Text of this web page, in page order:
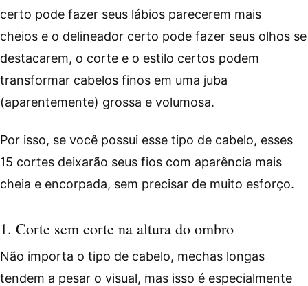
certo pode fazer seus lábios parecerem mais
cheios e o delineador certo pode fazer seus olhos se
destacarem, o corte e o estilo certos podem
transformar cabelos finos em uma juba
(aparentemente) grossa e volumosa.
Por isso, se você possui esse tipo de cabelo, esses
15 cortes deixarão seus fios com aparência mais
cheia e encorpada, sem precisar de muito esforço.
1. Corte sem corte na altura do ombro
Não importa o tipo de cabelo, mechas longas
tendem a pesar o visual, mas isso é especialmente